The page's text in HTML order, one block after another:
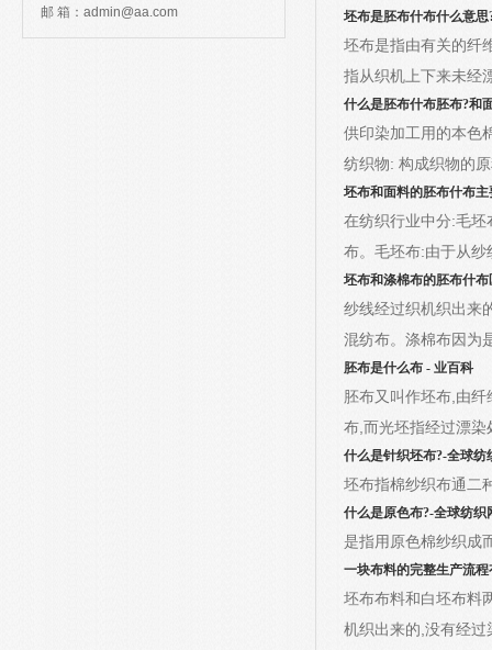
邮 箱：admin@aa.com
坯布是胚布什布什么意思
坯布是指由有关的纤
指从织机上下来未经
什么是胚布什布胚布?和
供印染加工用的本色
纺织物: 构成织物的
坯布和面料的胚布什布
在纺织行业中分:毛
布。毛坯布:由于从
坯布和涤棉布的胚布什布
纱线经过织机织出来
混纺布。涤棉布因为
胚布是什么布 - 业百科
胚布又叫作坯布,由
布,而光坯指经过漂
什么是针织坯布?-全球纺
坯布指棉纱织布通二
什么是原色布?-全球纺织
是指用原色棉纱织成
一块布料的完整生产流
坯布布料和白坯布料
机织出来的,没有经